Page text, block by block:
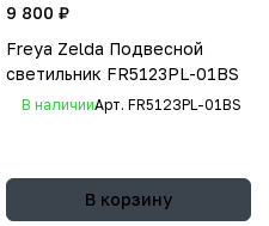
9 800 ₽
Freya Zelda Подвесной
светильник FR5123PL-01BS
В наличииАрт. FR5123PL-01BS
В корзину